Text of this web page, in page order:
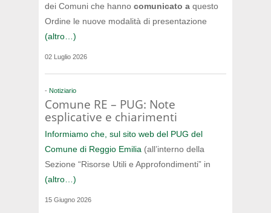
dei Comuni che hanno comunicato a questo
Ordine le nuove modalità di presentazione
(altro…)
02 Luglio 2026
- Notiziario
Comune RE – PUG: Note
esplicative e chiarimenti
Informiamo che, sul sito web del PUG del
Comune di Reggio Emilia (all’interno della
Sezione “Risorse Utili e Approfondimenti” in
(altro…)
15 Giugno 2026